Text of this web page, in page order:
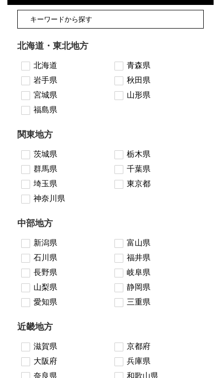
北海道・東北地方
北海道
青森県
岩手県
秋田県
宮城県
山形県
福島県
関東地方
茨城県
栃木県
群馬県
千葉県
埼玉県
東京都
神奈川県
中部地方
新潟県
富山県
石川県
福井県
長野県
岐阜県
山梨県
静岡県
愛知県
三重県
近畿地方
滋賀県
京都府
大阪府
兵庫県
奈良県
和歌山県